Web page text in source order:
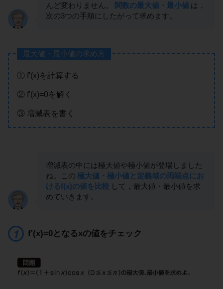
んど変わりません。
関数の最大値・最小値 は，
次の3つの手順にしたがって求めます。
最大値・最小値の求め方
① f'(x)を計算する
② f'(x)=0を解く
③ 増減表を書く
増減表の中には極大値や極小値が登場しました
ね。この 極大値・極小値と定義域の両端点にお
けるf(x)の値を比較 して，最大値・最小値を求
めていきます。
f'(x)=0となるxの値をチェック